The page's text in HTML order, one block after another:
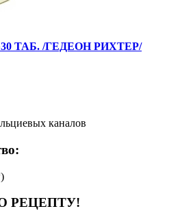
ТАБ. /ГЕДЕОН РИХТЕР/
каналов
РЕЦЕПТУ!